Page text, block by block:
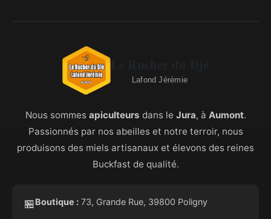
Le Rucher du Djé
Lafond Jérémie
Nous sommes apiculteurs dans le Jura, à Aumont.
Passionnés par nos abeilles et notre terroir, nous
produisons des miels artisanaux et élevons des reines
Buckfast de qualité.
🏪Boutique : 73, Grande Rue, 39800 Poligny